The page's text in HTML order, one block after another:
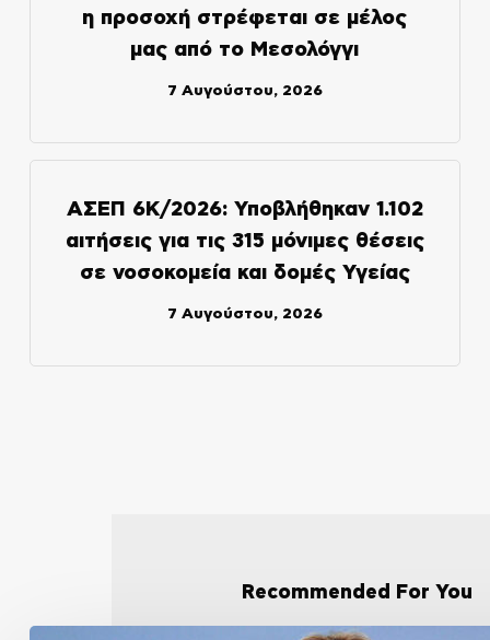
η προσοχή στρέφεται σε μέλος
μας από το Μεσολόγγι
7 Αυγούστου, 2026
ΑΣΕΠ 6Κ/2026: Υποβλήθηκαν 1.102
αιτήσεις για τις 315 μόνιμες θέσεις
σε νοσοκομεία και δομές Υγείας
7 Αυγούστου, 2026
Recommended For You